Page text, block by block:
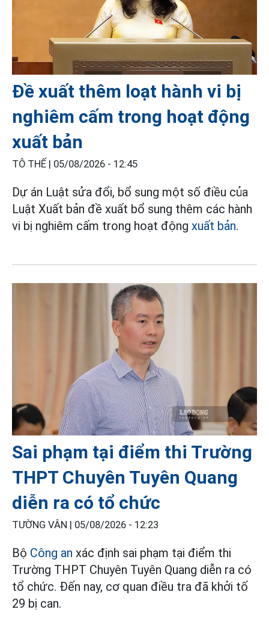
Đề xuất thêm loạt hành vi bị
nghiêm cấm trong hoạt động
xuất bản
TÔ THẾ | 05/08/2026 - 12:45
Dự án Luật sửa đổi, bổ sung một số điều của
Luật Xuất bản đề xuất bổ sung thêm các hành
vi bị nghiêm cấm trong hoạt động xuất bản.
Sai phạm tại điểm thi Trường
THPT Chuyên Tuyên Quang
diễn ra có tổ chức
TƯỜNG VÂN | 05/08/2026 - 12:23
Bộ Công an xác định sai phạm tại điểm thi
Trường THPT Chuyên Tuyên Quang diễn ra có
tổ chức. Đến nay, cơ quan điều tra đã khởi tố
29 bị can.